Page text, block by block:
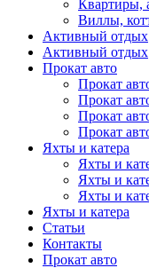
Квартиры,
Виллы,
Активный отдых
Активный отдых
Прокат авто
Прокат
Прокат
Прокат
Прокат
Яхты и катера
Яхты и
Яхты и
Яхты и
Яхты и катера
Статьи
Контакты
Прокат авто